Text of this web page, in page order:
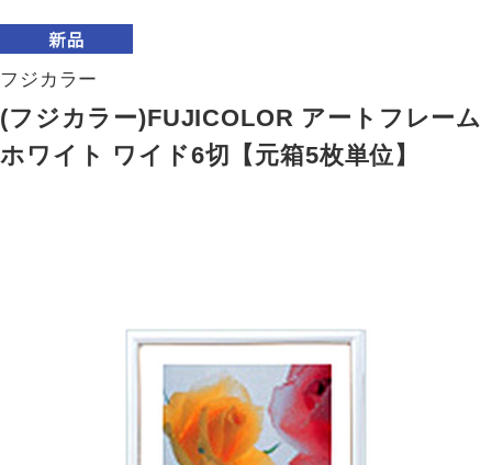
フジカラー
(フジカラー)FUJICOLOR アートフレーム
ホワイト ワイド6切【元箱5枚単位】